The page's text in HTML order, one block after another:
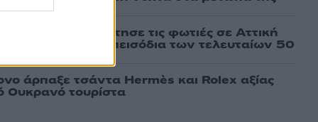
που τροφοδότησε τις φωτιές σε Αττική
τα ισχυρότερα επεισόδια των τελευταίων 50
άρπαξε τσάντα Hermès και Rolex αξίας
τουρίστα